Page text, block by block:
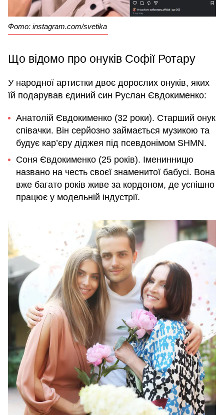
Фото: instagram.com/svetika
Що відомо про онуків Софії Ротару
У народної артистки двоє дорослих онуків, яких
їй подарував єдиний син Руслан Євдокименко:
Анатолій Євдокименко (32 роки). Старший онук
співачки. Він серйозно займається музикою та
будує кар’єру діджея під псевдонімом SHMN.
Соня Євдокименко (25 років). Іменинницю
названо на честь своєї знаменитої бабусі. Вона
вже багато років живе за кордоном, де успішно
працює у модельній індустрії.